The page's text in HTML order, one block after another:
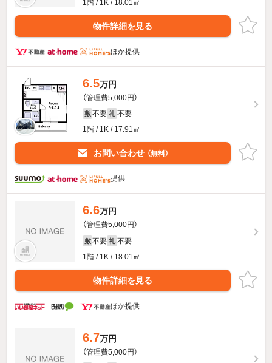
1階 / 1K / 18.01㎡
物件詳細を見る
ほか提供
6.5万円
（管理費5,000円）
敷 不要 礼 不要
1階 / 1K / 17.91㎡
お問い合わせ （無料）
提供
6.6万円
（管理費5,000円）
敷 不要 礼 不要
1階 / 1K / 18.01㎡
物件詳細を見る
ほか提供
6.7万円
（管理費5,000円）